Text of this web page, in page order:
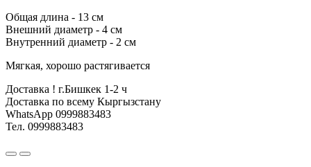
Общая длина - 13 см
Внешний диаметр - 4 см
Внутренний диаметр - 2 см
Мягкая, хорошо растягивается
Доставка ! г.Бишкек 1-2 ч
Доставка по всему Кыргызстану
WhatsApp 0999883483
Тел. 0999883483